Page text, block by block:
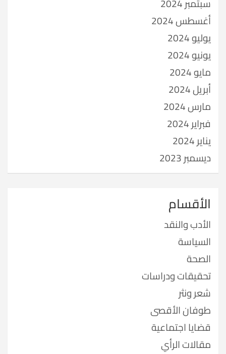
أغسطس 2024
يوليو 2024
يونيو 2024
مايو 2024
أبريل 2024
مارس 2024
فبراير 2024
يناير 2024
ديسمبر 2023
الأقسام
الأدب والنقد
السياسة
الصحة
تحقيقات ودراسات
شعر ونثر
طوفان الأقصى
قضايا اجتماعية
مقالات الرأي